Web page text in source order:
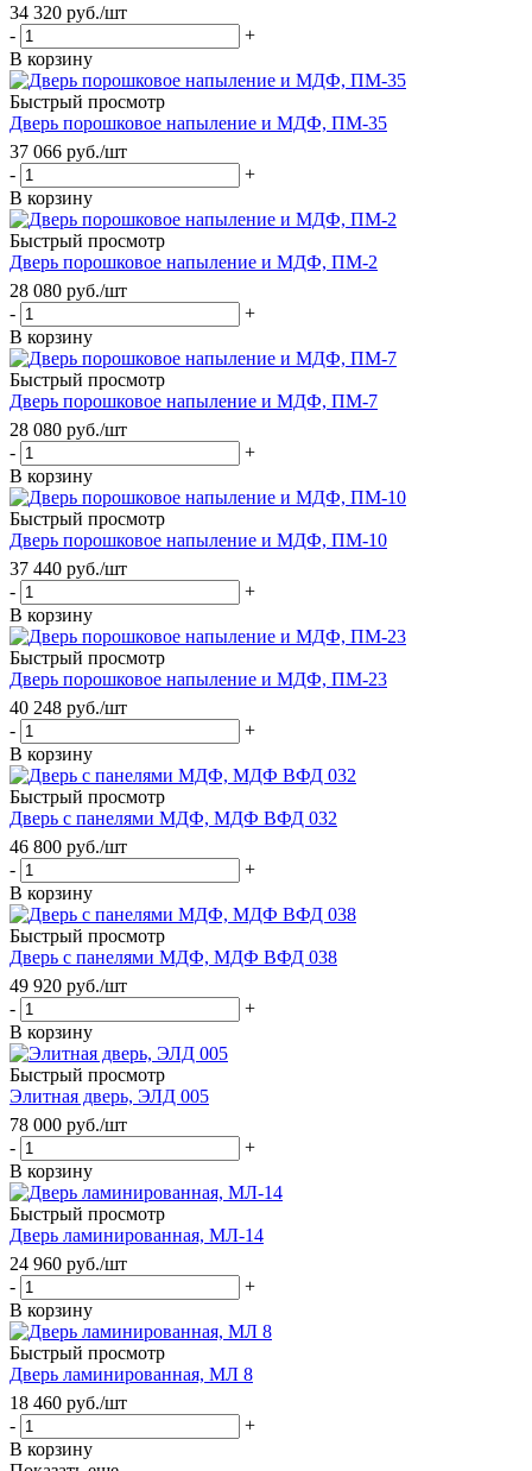
34 320 руб./шт
-
+
В корзину
Быстрый просмотр
Дверь порошковое напыление и МДФ, ПМ-35
37 066 руб./шт
-
+
В корзину
Быстрый просмотр
Дверь порошковое напыление и МДФ, ПМ-2
28 080 руб./шт
-
+
В корзину
Быстрый просмотр
Дверь порошковое напыление и МДФ, ПМ-7
28 080 руб./шт
-
+
В корзину
Быстрый просмотр
Дверь порошковое напыление и МДФ, ПМ-10
37 440 руб./шт
-
+
В корзину
Быстрый просмотр
Дверь порошковое напыление и МДФ, ПМ-23
40 248 руб./шт
-
+
В корзину
Быстрый просмотр
Дверь с панелями МДФ, МДФ ВФД 032
46 800 руб./шт
-
+
В корзину
Быстрый просмотр
Дверь с панелями МДФ, МДФ ВФД 038
49 920 руб./шт
-
+
В корзину
Быстрый просмотр
Элитная дверь, ЭЛД 005
78 000 руб./шт
-
+
В корзину
Быстрый просмотр
Дверь ламинированная, МЛ-14
24 960 руб./шт
-
+
В корзину
Быстрый просмотр
Дверь ламинированная, МЛ 8
18 460 руб./шт
-
+
В корзину